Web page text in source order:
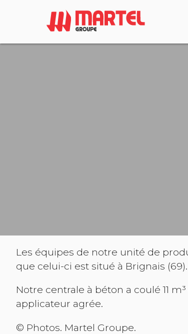
Les équipes de notre unité de
que celui-ci est situé à Brignais (69).
Notre centrale à béton a coulé 11
applicateur agrée.
© Photos. Martel Groupe.